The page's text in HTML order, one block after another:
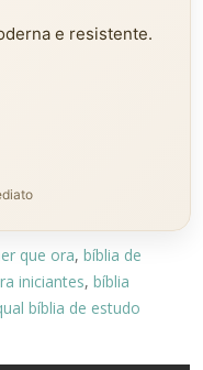
e resistente.
que ora,bíblia de
iniciantes,bíblia
bíblia de estudo